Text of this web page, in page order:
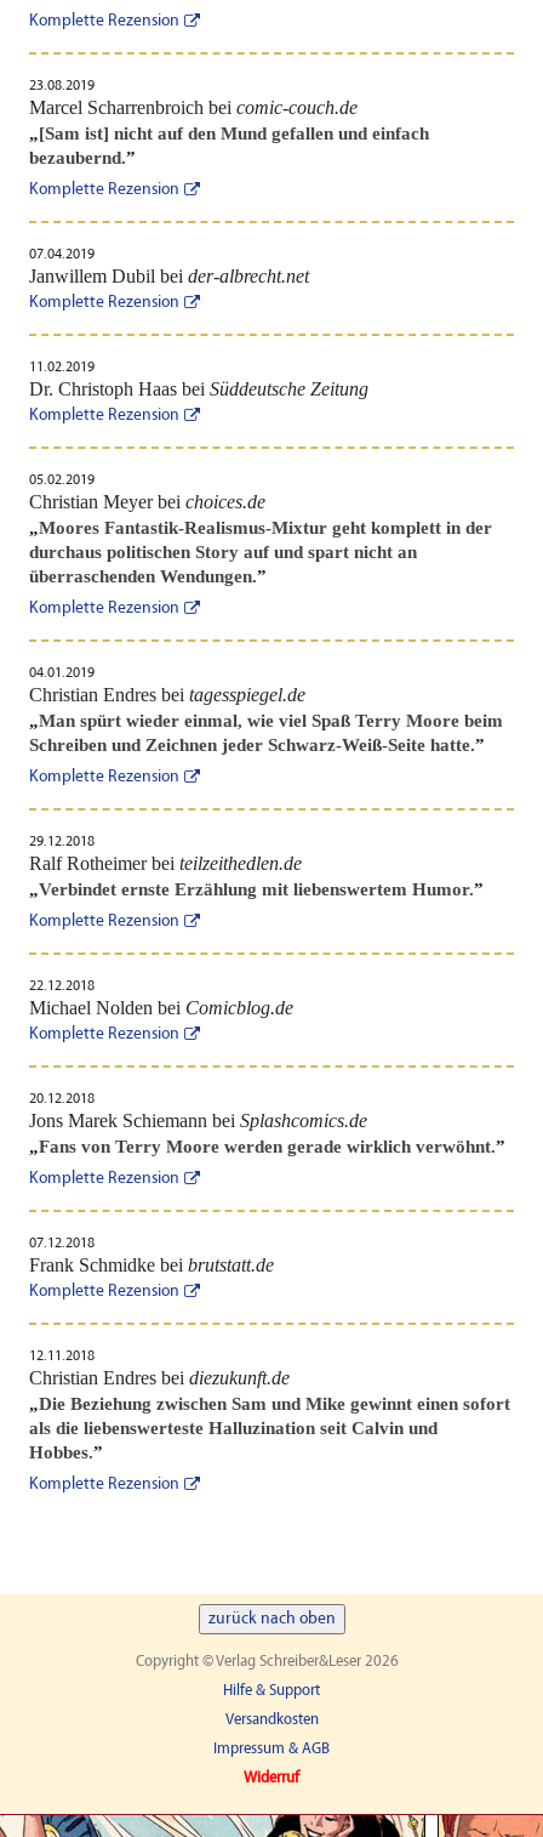
Komplette Rezension
23.08.2019
Marcel Scharrenbroich bei comic-couch.de
„[Sam ist] nicht auf den Mund gefallen und einfach
bezaubernd.”
Komplette Rezension
07.04.2019
Janwillem Dubil bei der-albrecht.net
Komplette Rezension
11.02.2019
Dr. Christoph Haas bei Süddeutsche Zeitung
Komplette Rezension
05.02.2019
Christian Meyer bei choices.de
„Moores Fantastik-Realismus-Mixtur geht komplett in der
durchaus politischen Story auf und spart nicht an
überraschenden Wendungen.”
Komplette Rezension
04.01.2019
Christian Endres bei tagesspiegel.de
„Man spürt wieder einmal, wie viel Spaß Terry Moore beim
Schreiben und Zeichnen jeder Schwarz-Weiß-Seite hatte.”
Komplette Rezension
29.12.2018
Ralf Rotheimer bei teilzeithedlen.de
„Verbindet ernste Erzählung mit liebenswertem Humor.”
Komplette Rezension
22.12.2018
Michael Nolden bei Comicblog.de
Komplette Rezension
20.12.2018
Jons Marek Schiemann bei Splashcomics.de
„Fans von Terry Moore werden gerade wirklich verwöhnt.”
Komplette Rezension
07.12.2018
Frank Schmidke bei brutstatt.de
Komplette Rezension
12.11.2018
Christian Endres bei diezukunft.de
„Die Beziehung zwischen Sam und Mike gewinnt einen sofort
als die liebenswerteste Halluzination seit Calvin und
Hobbes.”
Komplette Rezension
zurück nach oben
Copyright © Verlag Schreiber&Leser 2026
Hilfe & Support
Versandkosten
Impressum & AGB
Widerruf